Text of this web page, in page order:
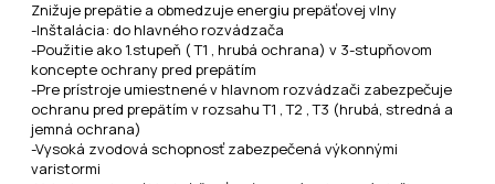
Znižuje prepätie a obmedzuje energiu prepäťovej vlny
-Inštalácia: do hlavného rozvádzača
-Použitie ako 1.stupeň ( T1 , hrubá ochrana) v 3-stupňovom
koncepte ochrany pred prepätím
-Pre prístroje umiestnené v hlavnom rozvádzači zabezpečuje
ochranu pred prepätím v rozsahu T1 , T2 , T3 (hrubá, stredná a
jemná ochrana)
-Vysoká zvodová schopnosť zabezpečená výkonnými
varistormi